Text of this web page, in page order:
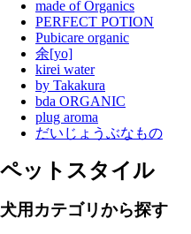
made of Organics
PERFECT POTION
Pubicare organic
余[yo]
kirei water
by Takakura
bda ORGANIC
plug aroma
だいじょうぶなもの
ペットスタイル
犬用カテゴリから探す